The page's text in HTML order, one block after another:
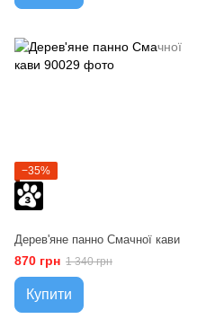
−35%
Дерев'яне панно Смачної кави
870 грн 1 340 грн
Купити